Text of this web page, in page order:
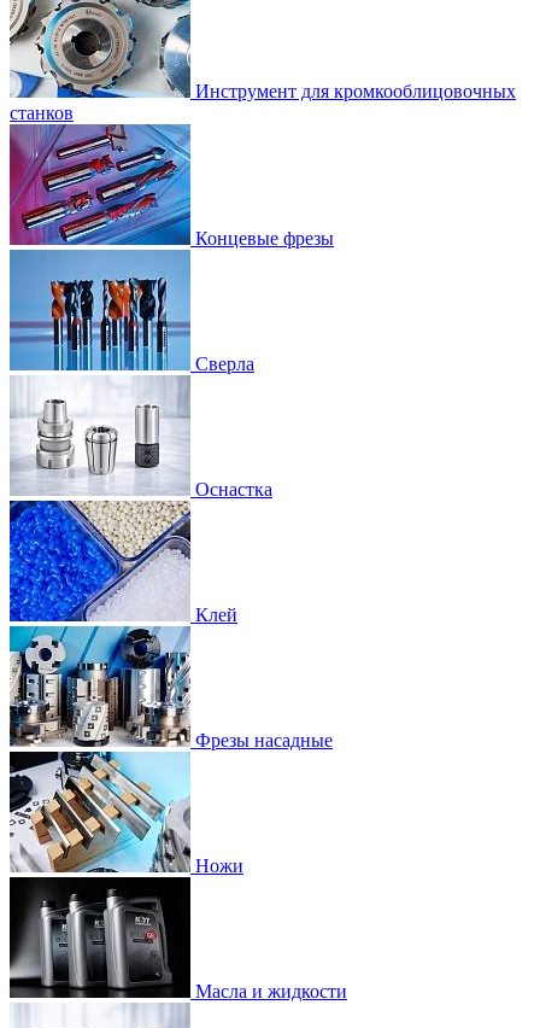
Инструмент для кромкооблицовочных
станков
Концевые фрезы
Сверла
Оснастка
Клей
Фрезы насадные
Ножи
Масла и жидкости